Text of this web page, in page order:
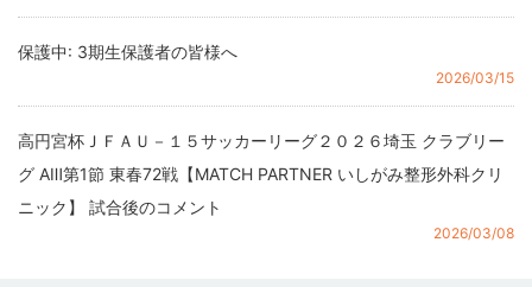
保護中: 3期生保護者の皆様へ
2026/03/15
高円宮杯ＪＦＡＵ－１５サッカーリーグ２０２６埼玉 クラブリー
グ AⅢ第1節 東春72戦【MATCH PARTNER いしがみ整形外科クリ
ニック】 試合後のコメント
2026/03/08